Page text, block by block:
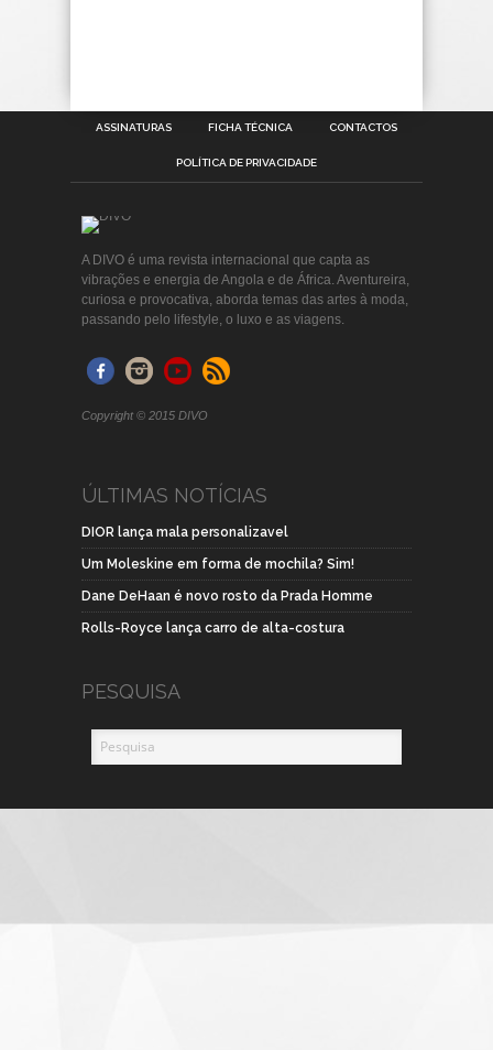
ASSINATURAS FICHA TÉCNICA CONTACTOS
POLÍTICA DE PRIVACIDADE
A DIVO é uma revista internacional que capta as
vibrações e energia de Angola e de África. Aventureira,
curiosa e provocativa, aborda temas das artes à moda,
passando pelo lifestyle, o luxo e as viagens.
Copyright © 2015 DIVO
ÚLTIMAS NOTÍCIAS
DIOR lança mala personalizavel
Um Moleskine em forma de mochila? Sim!
Dane DeHaan é novo rosto da Prada Homme
Rolls-Royce lança carro de alta-costura
PESQUISA